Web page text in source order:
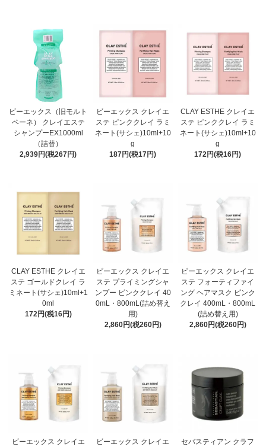
ビーエックス（旧モルト
ベーネ） クレイエステ
シャンプーEX1000ml
（詰替）
2,939円(税267円)
ビーエックス クレイエ
ステ ピンククレイ ラミ
ネート(サシェ)10ml+10
g
187円(税17円)
CLAY ESTHE クレイエ
ステ ピンククレイ ラミ
ネート(サシェ)10ml+10
g
172円(税16円)
CLAY ESTHE クレイエ
ステ ゴールドクレイ ラ
ミネート(サシェ)10ml+1
0ml
172円(税16円)
ビーエックス クレイエ
ステ プライミングシャ
ンプー ピンククレイ 40
0mL・800mL(詰め替え
用)
2,860円(税260円)
ビーエックス クレイエ
ステ フォーティファイ
ング ヘアマスク ピンク
クレイ 400mL・800mL
(詰め替え用)
2,860円(税260円)
ビーエックス クレイエ
ビーエックス クレイエ
セバスティアン クラフ